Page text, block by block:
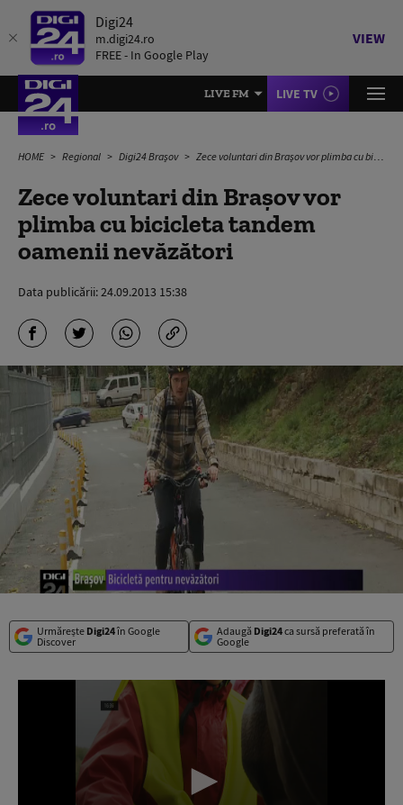
Digi24
m.digi24.ro
FREE - In Google Play
VIEW
LIVE FM LIVE TV
HOME Regional Digi24 Brașov Zece voluntari din Brașov vor plimba cu bicicleta tandem oamenii nevăzători
Zece voluntari din Brașov vor
plimba cu bicicleta tandem
oamenii nevăzători
Data publicării:24.09.2013 15:38
Urmărește Digi24în Google
Discover
Adaugă Digi24ca sursă preferată în
Google